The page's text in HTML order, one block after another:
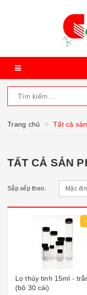
Trang chủ Tất cả
TẤT CẢ SẢN
Sắp xếp theo:
Lọ thủy tinh 15ml -
(bộ 30 cái)